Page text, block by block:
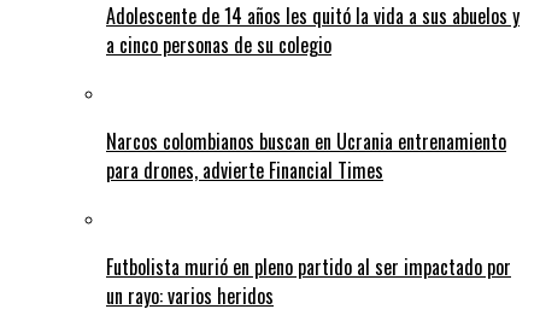
Adolescente de 14 años les quitó la vida a sus abuelos y
a cinco personas de su colegio
Narcos colombianos buscan en Ucrania entrenamiento
para drones, advierte Financial Times
Futbolista murió en pleno partido al ser impactado por
un rayo: varios heridos